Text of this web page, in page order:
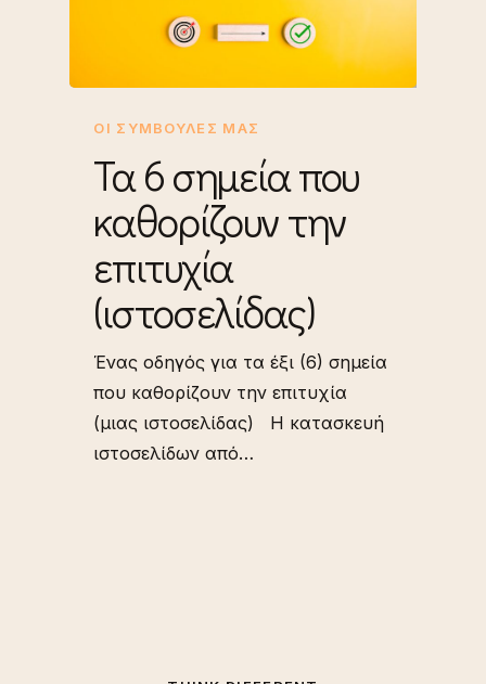
ΟΙ ΣΥΜΒΟΥΛΈΣ ΜΑΣ
Τα 6 σημεία που
καθορίζουν την
επιτυχία
(ιστοσελίδας)
Ένας οδηγός για τα έξι (6) σημεία
που καθορίζουν την επιτυχία
(μιας ιστοσελίδας) Η κατασκευή
ιστοσελίδων από…